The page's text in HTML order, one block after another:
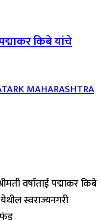
पद्माकर किबे यांचे
MAHARASHTRA
वर्षाताई पद्माकर किबे
स्वराज्यनगरी